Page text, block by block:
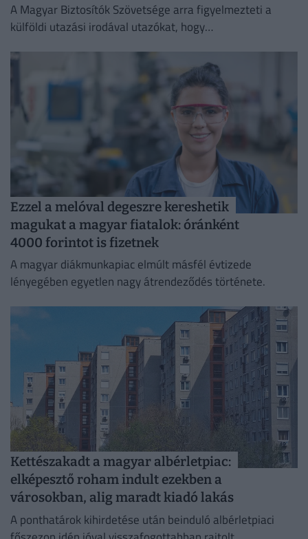
A Magyar Biztosítók Szövetsége arra figyelmezteti a
külföldi utazási irodával utazókat, hogy
eltérhetnek a magyar gyakorlattól
Ezzel a melóval degeszre kereshetik
magukat a magyar fiatalok: óránként
4000 forintot is fizetnek
A magyar diákmunkapiac elmúlt másfél évtizede
lényegében egyetlen nagy átrendeződés története.
Kettészakadt a magyar albérletpiac:
elképesztő roham indult ezekben a
városokban, alig maradt kiadó lakás
A ponthatárok kihirdetése után beinduló albérletpiaci